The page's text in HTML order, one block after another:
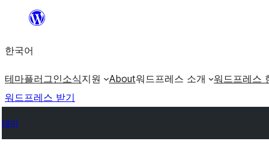
츠
로
로
가
한국어
테마플러그인소식지원 About워드프레스 소개 워드프레스
워드프레스 받기
테마